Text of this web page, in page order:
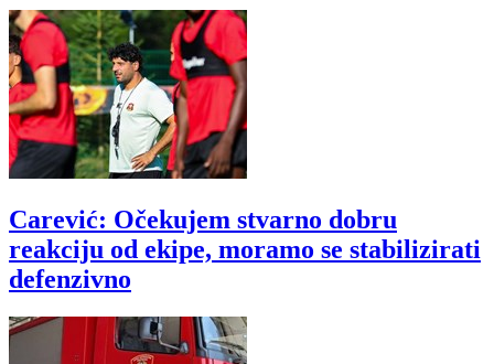
Carević: Očekujem stvarno dobru
reakciju od ekipe, moramo se stabilizirati
defenzivno